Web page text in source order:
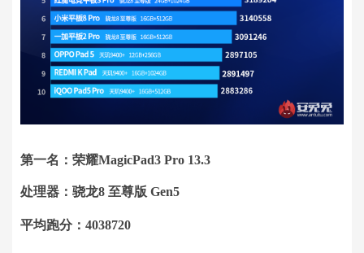
第一名：荣耀MagicPad3 Pro 13.3
处理器：骁龙8 至尊版 Gen5
平均跑分：4038720